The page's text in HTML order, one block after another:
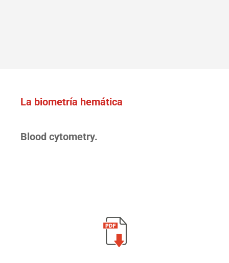
La biometría hemática
Blood cytometry.